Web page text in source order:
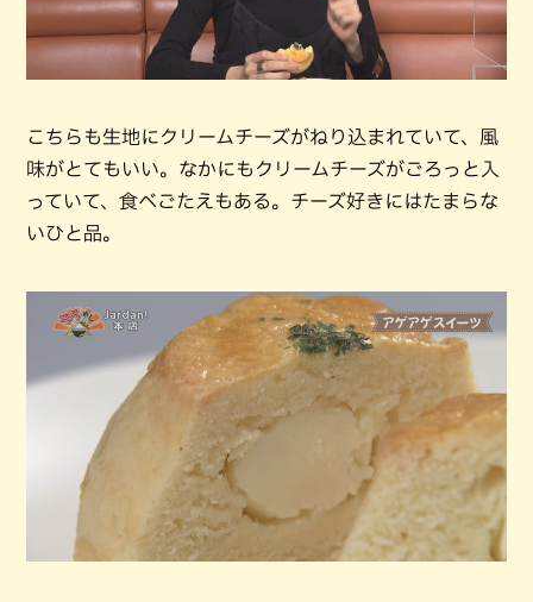
こちらも生地にクリームチーズがねり込まれていて、風
味がとてもいい。なかにもクリームチーズがごろっと入
っていて、食べごたえもある。チーズ好きにはたまらな
いひと品。